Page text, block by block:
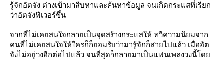
รู้จักอัตจัง ต่างเข้ามาสืบหาและค้นหาข้อมูล จนเกิดกระแสที่เรียก
ว่าอัตจังฟีเวอร์ขึ้น
จากที่ไม่เคยสนใจกลายเป็นจุดสร้างกระแสให้ ทวีความนิยมจาก
คนที่ไม่เคยสนใจให้ใครก็ก็ยอมรับว่ามารู้จักก็สายไปแล้ว เมื่ออัต
จังไม่อยู่วงอีกต่อไปแล้ว จนที่สุดก็กลายมาเป็นแฟนเพลงวงนี้โด